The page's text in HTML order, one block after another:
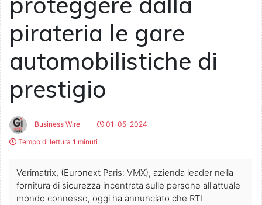
pirateria le gare
automobilistiche di
prestigio
Business Wire
01-05-2024
Tempo di lettura 1 minuti
Verimatrix, (Euronext Paris: VMX), azienda leader nella
fornitura di sicurezza incentrata sulle persone all'attuale
mondo connesso, oggi ha annunciato che RTL